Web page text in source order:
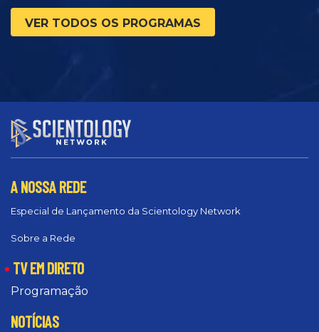
VER TODOS OS PROGRAMAS
A NOSSA REDE
Especial de Lançamento da Scientology Network
Sobre a Rede
TV EM DIRETO
Programação
NOTÍCIAS